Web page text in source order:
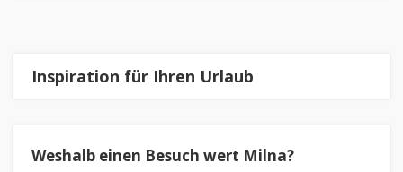
Inspiration für Ihren Urlaub
Weshalb einen Besuch wert Milna?